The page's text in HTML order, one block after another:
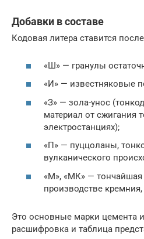
Добавки в составе
Кодовая литера ставится
«Ш» — гранулы
«И» — известняковые
«З» — зола-унос
материал от сжигания
электростанциях);
«П» — пуццоланы,
вулканического
«М», «МК» —
производстве
Это основные марки цемента
расшифровка и таблица